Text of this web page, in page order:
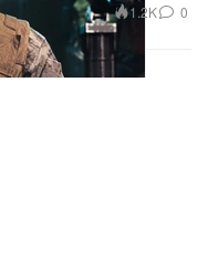
1.2K 0